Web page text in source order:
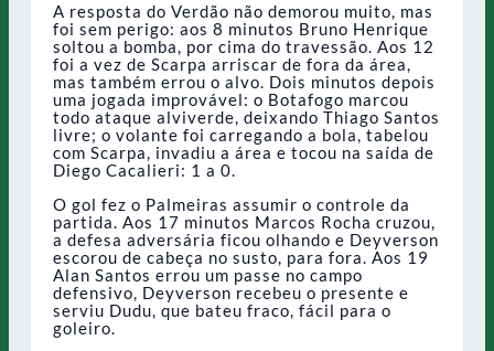
A resposta do Verdão não demorou muito, mas
foi sem perigo: aos 8 minutos Bruno Henrique
soltou a bomba, por cima do travessão. Aos 12
foi a vez de Scarpa arriscar de fora da área,
mas também errou o alvo. Dois minutos depois
uma jogada improvável: o Botafogo marcou
todo ataque alviverde, deixando Thiago Santos
livre; o volante foi carregando a bola, tabelou
com Scarpa, invadiu a área e tocou na saída de
Diego Cacalieri: 1 a 0.
O gol fez o Palmeiras assumir o controle da
partida. Aos 17 minutos Marcos Rocha cruzou,
a defesa adversária ficou olhando e Deyverson
escorou de cabeça no susto, para fora. Aos 19
Alan Santos errou um passe no campo
defensivo, Deyverson recebeu o presente e
serviu Dudu, que bateu fraco, fácil para o
goleiro.